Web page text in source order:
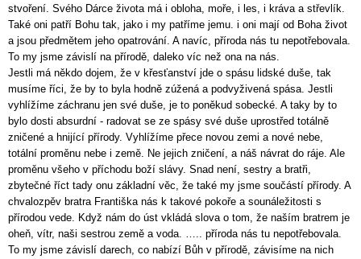
stvoření. Svého Dárce života má i obloha, moře, i les, i kráva a střevlík.
Také oni patří Bohu tak, jako i my patříme jemu. i oni mají od Boha život
a jsou předmětem jeho opatrování. A navíc, příroda nás tu nepotřebovala.
To my jsme závislí na přírodě, daleko víc než ona na nás.
Jestli má někdo dojem, že v křesťanství jde o spásu lidské duše, tak
musíme říci, že by to byla hodně zúžená a podvyživená spása. Jestli
vyhlížíme záchranu jen své duše, je to poněkud sobecké. A taky by to
bylo dosti absurdní - radovat se ze spásy své duše uprostřed totálně
zničené a hnijící přírody. Vyhlížíme přece novou zemi a nové nebe,
totální proměnu nebe i země. Ne jejich zničení, a náš návrat do ráje. Ale
proměnu všeho v příchodu boží slávy. Snad není, sestry a bratři,
zbytečné říct tady onu základní věc, že také my jsme součástí přírody. A
chvalozpěv bratra Františka nás k takové pokoře a sounáležitosti s
přírodou vede. Když nám do úst vkládá slova o tom, že naším bratrem je
oheň, vítr, naši sestrou země a voda. ….. příroda nás tu nepotřebovala.
To my jsme závislí darech, co nabízí Bůh v přírodě, závisíme na nich